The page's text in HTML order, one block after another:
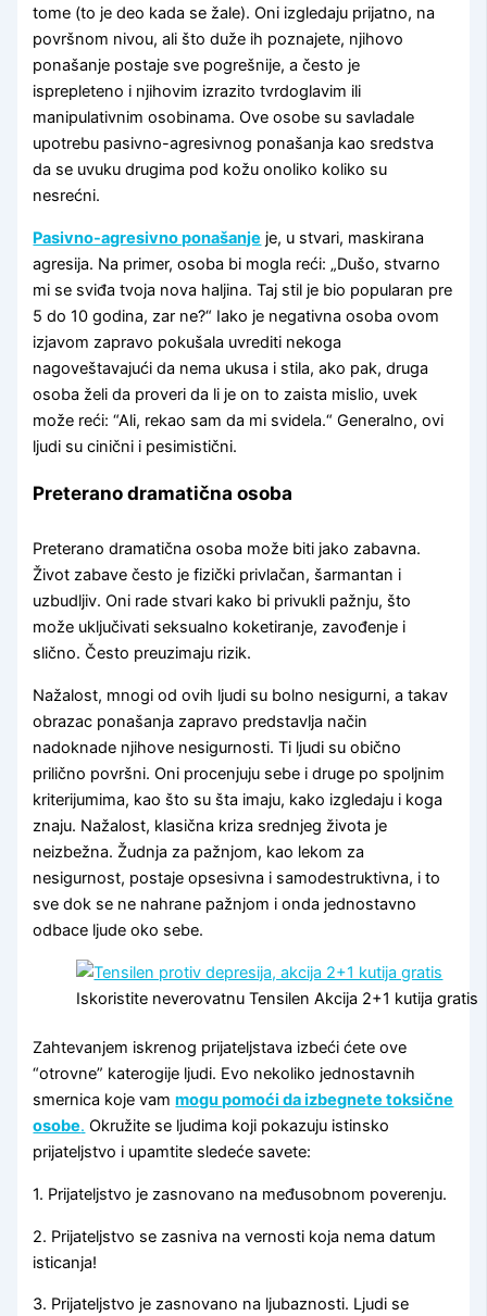
tome (to je deo kada se žale). Oni izgledaju prijatno, na
površnom nivou, ali što duže ih poznajete, njihovo
ponašanje postaje sve pogrešnije, a često je
isprepleteno i njihovim izrazito tvrdoglavim ili
manipulativnim osobinama. Ove osobe su savladale
upotrebu pasivno-agresivnog ponašanja kao sredstva
da se uvuku drugima pod kožu onoliko koliko su
nesrećni.
Pasivno-agresivno ponašanje je, u stvari, maskirana
agresija. Na primer, osoba bi mogla reći: „Dušo, stvarno
mi se sviđa tvoja nova haljina. Taj stil je bio popularan pre
5 do 10 godina, zar ne?“ Iako je negativna osoba ovom
izjavom zapravo pokušala uvrediti nekoga
nagoveštavajući da nema ukusa i stila, ako pak, druga
osoba želi da proveri da li je on to zaista mislio, uvek
može reći: “Ali, rekao sam da mi svidela.“ Generalno, ovi
ljudi su cinični i pesimistični.
Preterano dramatična osoba
Preterano dramatična osoba može biti jako zabavna.
Život zabave često je fizički privlačan, šarmantan i
uzbudljiv. Oni rade stvari kako bi privukli pažnju, što
može uključivati seksualno koketiranje, zavođenje i
slično. Često preuzimaju rizik.
Nažalost, mnogi od ovih ljudi su bolno nesigurni, a takav
obrazac ponašanja zapravo predstavlja način
nadoknade njihove nesigurnosti. Ti ljudi su obično
prilično površni. Oni procenjuju sebe i druge po spoljnim
kriterijumima, kao što su šta imaju, kako izgledaju i koga
znaju. Nažalost, klasična kriza srednjeg života je
neizbežna. Žudnja za pažnjom, kao lekom za
nesigurnost, postaje opsesivna i samodestruktivna, i to
sve dok se ne nahrane pažnjom i onda jednostavno
odbace ljude oko sebe.
Iskoristite neverovatnu Tensilen Akcija 2+1 kutija gratis
Zahtevanjem iskrenog prijateljstava izbeći ćete ove
“otrovne” katerogije ljudi. Evo nekoliko jednostavnih
smernica koje vammogu pomoći da izbegnete toksične
osobe. Okružite se ljudima koji pokazuju istinsko
prijateljstvo i upamtite sledeće savete:
1. Prijateljstvo je zasnovano na međusobnom poverenju.
2. Prijateljstvo se zasniva na vernosti koja nema datum
isticanja!
3. Prijateljstvo je zasnovano na ljubaznosti. Ljudi se